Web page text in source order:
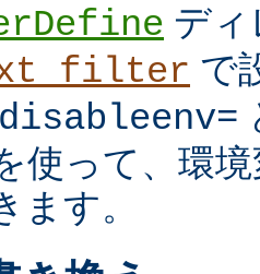
デ
で
disableenv=
使って、環
ます。